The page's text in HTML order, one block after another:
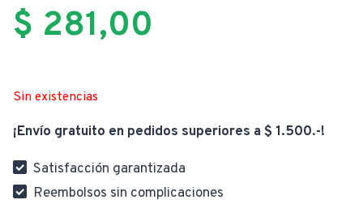
$ 281,00
Sin existencias
¡Envío gratuito en pedidos superiores a $ 1.500.-!
Satisfacción garantizada
Reembolsos sin complicaciones